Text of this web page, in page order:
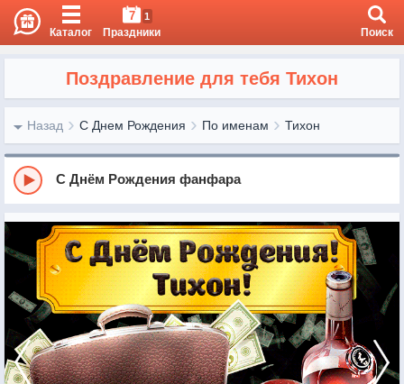
Каталог
7 1
Праздники Поиск
Поздравление для тебя Тихон
Назад С Днем Рождения По именам Тихон
С Днём Рождения фанфара